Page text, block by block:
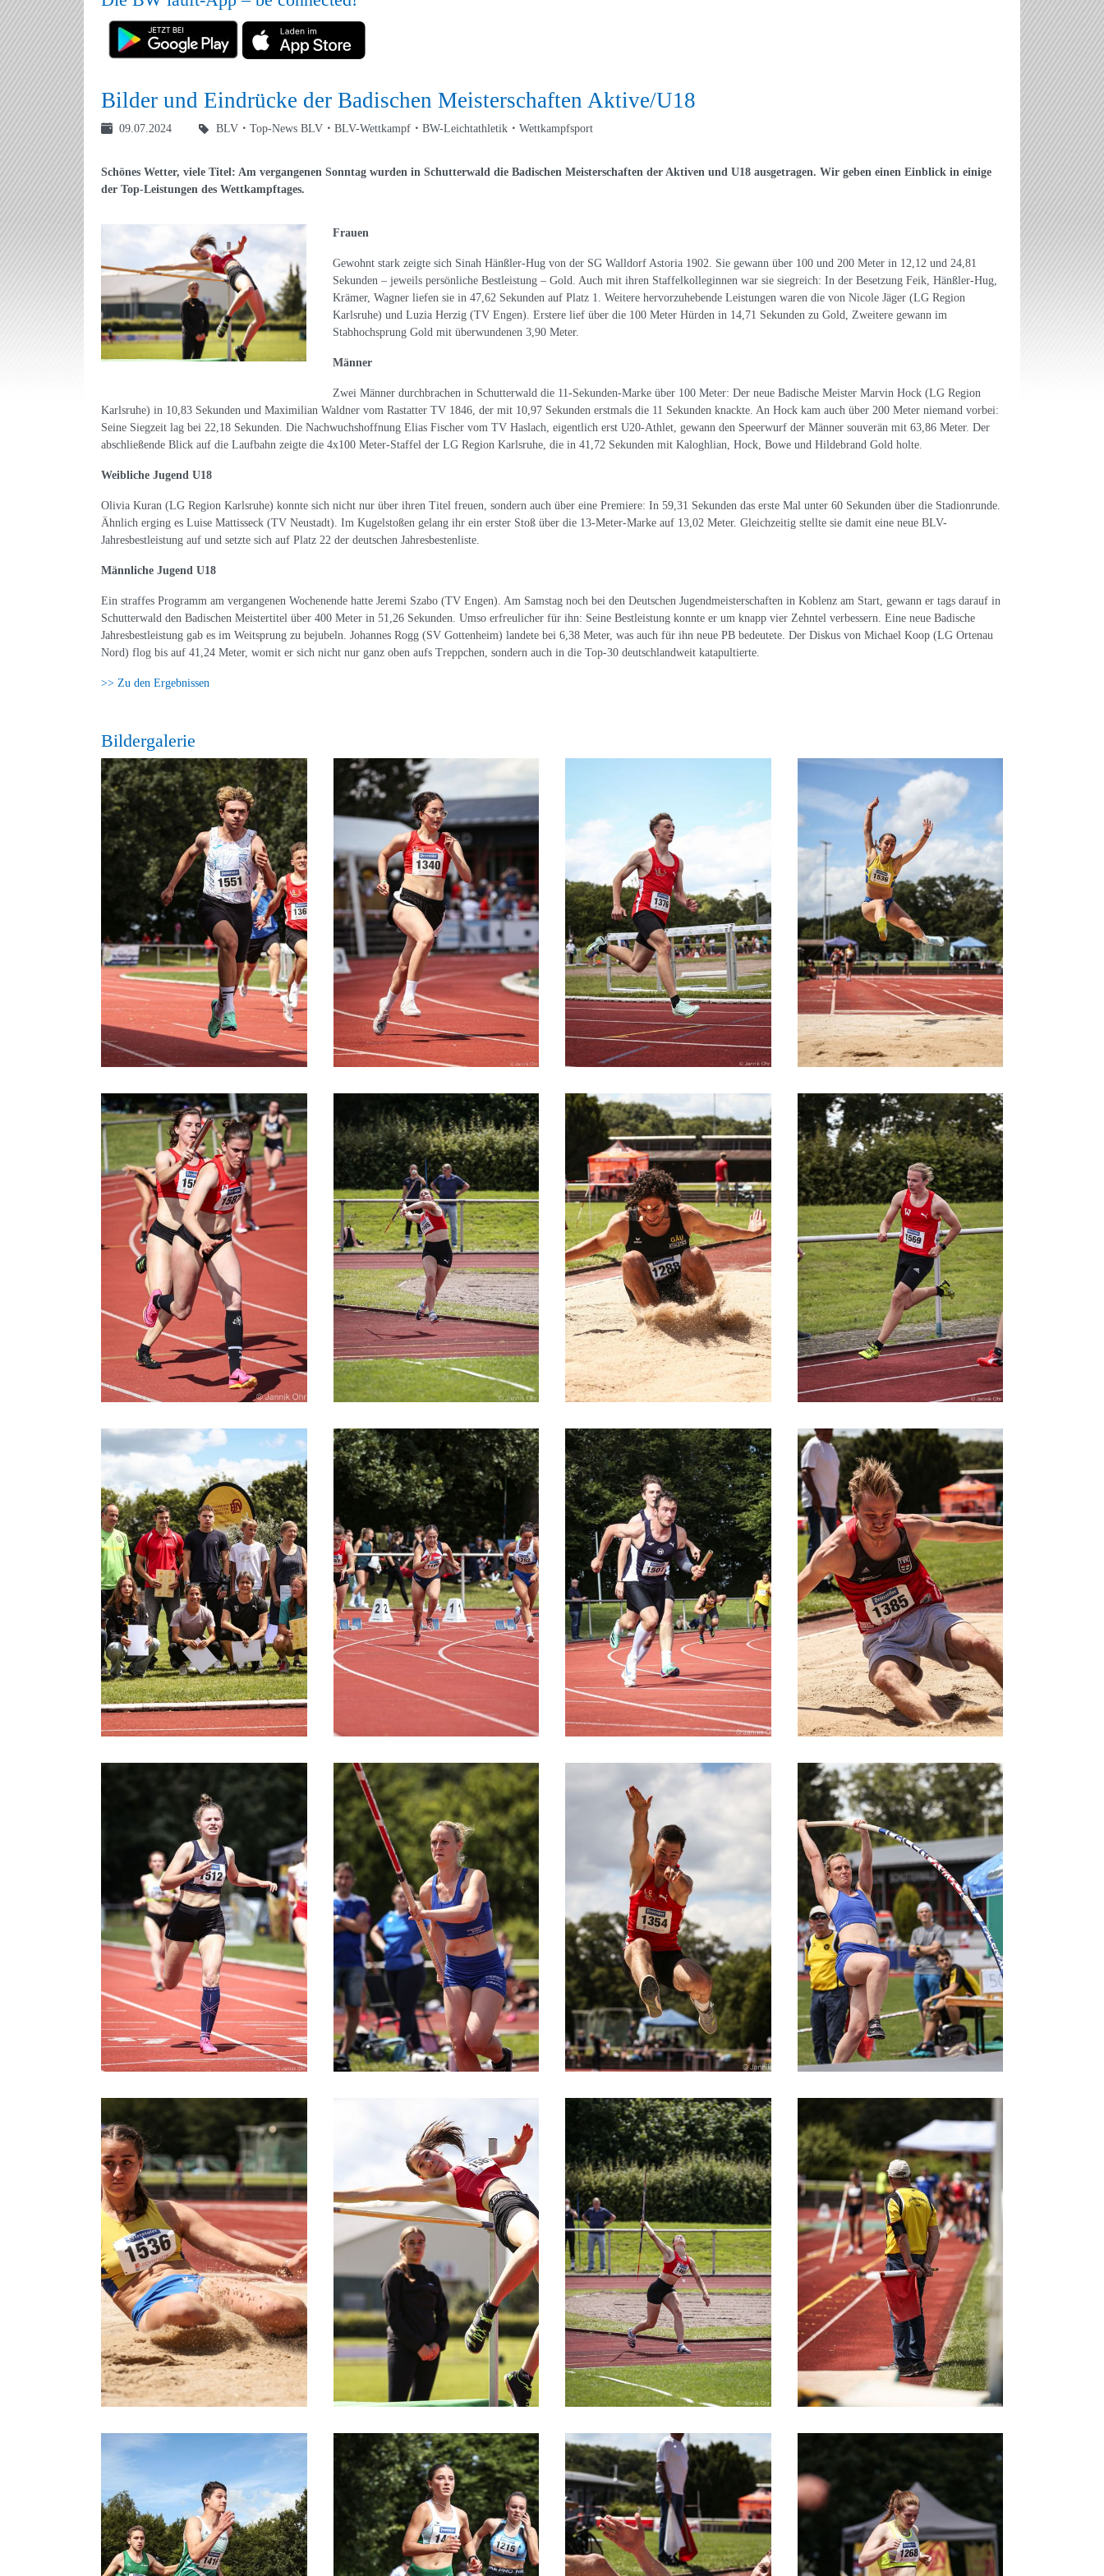
Bilder und Eindrücke der Badischen Meisterschaften Aktive/U18
09.07.2024 BLV Top-News BLV BLV-Wettkampf BW-Leichtathletik Wettkampfsport
Schönes Wetter, viele Titel: Am vergangenen Sonntag wurden in Schutterwald die Badischen Meisterschaften der Aktiven und U18 ausgetragen. Wir geben einen Einblick in einige
der Top-Leistungen des Wettkampftages.
Frauen
Gewohnt stark zeigte sich Sinah Hänßler-Hug von der SG Walldorf Astoria 1902. Sie gewann über 100 und 200 Meter in 12,12 und 24,81
Sekunden – jeweils persönliche Bestleistung – Gold. Auch mit ihren Staffelkolleginnen war sie siegreich: In der Besetzung Feik, Hänßler-Hug,
Krämer, Wagner liefen sie in 47,62 Sekunden auf Platz 1. Weitere hervorzuhebende Leistungen waren die von Nicole Jäger (LG Region
Karlsruhe) und Luzia Herzig (TV Engen). Erstere lief über die 100 Meter Hürden in 14,71 Sekunden zu Gold, Zweitere gewann im
Stabhochsprung Gold mit überwundenen 3,90 Meter.
Männer
Zwei Männer durchbrachen in Schutterwald die 11-Sekunden-Marke über 100 Meter: Der neue Badische Meister Marvin Hock (LG Region
Karlsruhe) in 10,83 Sekunden und Maximilian Waldner vom Rastatter TV 1846, der mit 10,97 Sekunden erstmals die 11 Sekunden knackte. An Hock kam auch über 200 Meter niemand vorbei:
Seine Siegzeit lag bei 22,18 Sekunden. Die Nachwuchshoffnung Elias Fischer vom TV Haslach, eigentlich erst U20-Athlet, gewann den Speerwurf der Männer souverän mit 63,86 Meter. Der
abschließende Blick auf die Laufbahn zeigte die 4x100 Meter-Staffel der LG Region Karlsruhe, die in 41,72 Sekunden mit Kaloghlian, Hock, Bowe und Hildebrand Gold holte.
Weibliche Jugend U18
Olivia Kuran (LG Region Karlsruhe) konnte sich nicht nur über ihren Titel freuen, sondern auch über eine Premiere: In 59,31 Sekunden das erste Mal unter 60 Sekunden über die Stadionrunde.
Ähnlich erging es Luise Mattisseck (TV Neustadt). Im Kugelstoßen gelang ihr ein erster Stoß über die 13-Meter-Marke auf 13,02 Meter. Gleichzeitig stellte sie damit eine neue BLV-
Jahresbestleistung auf und setzte sich auf Platz 22 der deutschen Jahresbestenliste.
Männliche Jugend U18
Ein straffes Programm am vergangenen Wochenende hatte Jeremi Szabo (TV Engen). Am Samstag noch bei den Deutschen Jugendmeisterschaften in Koblenz am Start, gewann er tags darauf in
Schutterwald den Badischen Meistertitel über 400 Meter in 51,26 Sekunden. Umso erfreulicher für ihn: Seine Bestleistung konnte er um knapp vier Zehntel verbessern. Eine neue Badische
Jahresbestleistung gab es im Weitsprung zu bejubeln. Johannes Rogg (SV Gottenheim) landete bei 6,38 Meter, was auch für ihn neue PB bedeutete. Der Diskus von Michael Koop (LG Ortenau
Nord) flog bis auf 41,24 Meter, womit er sich nicht nur ganz oben aufs Treppchen, sondern auch in die Top-30 deutschlandweit katapultierte.
>> Zu den Ergebnissen
Bildergalerie